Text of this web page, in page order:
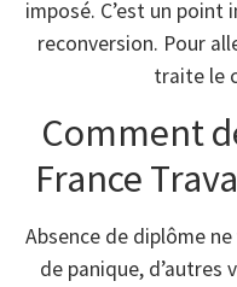
imposé. C’est un
reconversion. Pour
traite le
Comment
France
Absence de diplôme
de panique,